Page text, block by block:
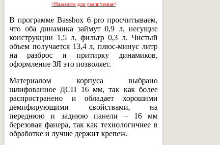
^Нажмите для увеличения^
В программе Bassbox 6 pro просчитываем,
что оба динамика займут 0,9 л, несущие
конструкции 1,5 л, фильтр 0,3 л. Чистый
объем получается 13,4 л, плюс-минус литр
на разброс и притирку динамиков,
оформление ЗЯ это позволяет.
Материалом корпуса выбрано
шлифованное ДСП 16 мм, так как более
распространено и обладает хорошими
демпфирующими свойствами, на
переднюю и заднюю панели – 16 мм
березовая фанера, так как технологичнее в
обработке и лучше держит крепеж.